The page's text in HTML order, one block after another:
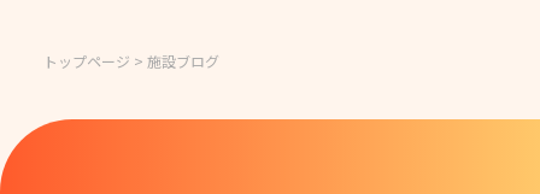
トップページ > 施設ブログ